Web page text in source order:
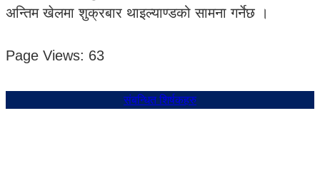
अन्तिम खेलमा शुक्रबार थाइल्याण्डको सामना गर्नेछ ।
Page Views: 63
संबन्धित शिर्षकहरु